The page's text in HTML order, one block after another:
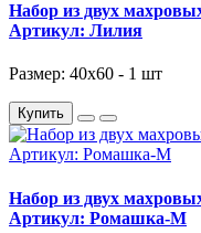
Набор из двух
Артикул: Лилия
Размер: 40х60 - 1
Купить
Набор из двух
Артикул: Ромашка-М